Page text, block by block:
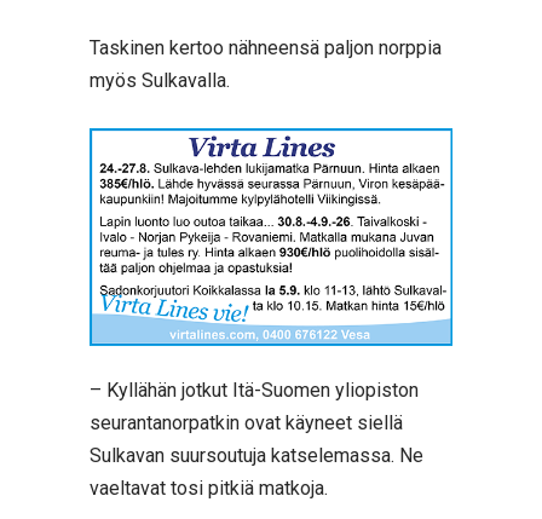
Taskinen kertoo nähneensä paljon norppia
myös Sulkavalla.
– Kyllähän jotkut Itä-Suomen yliopiston
seurantanorpatkin ovat käyneet siellä
Sulkavan suursoutuja katselemassa. Ne
vaeltavat tosi pitkiä matkoja.